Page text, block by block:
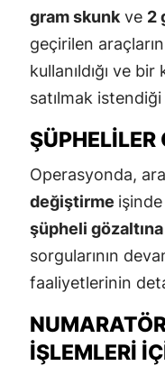
gram skunk ve 2
geçirilen
kullanıldığı ve bir
satılmak
Operasyonda,
değiştirme
şüpheli gözaltına
sorgularının
faaliyetlerinin
İŞLEMLERI